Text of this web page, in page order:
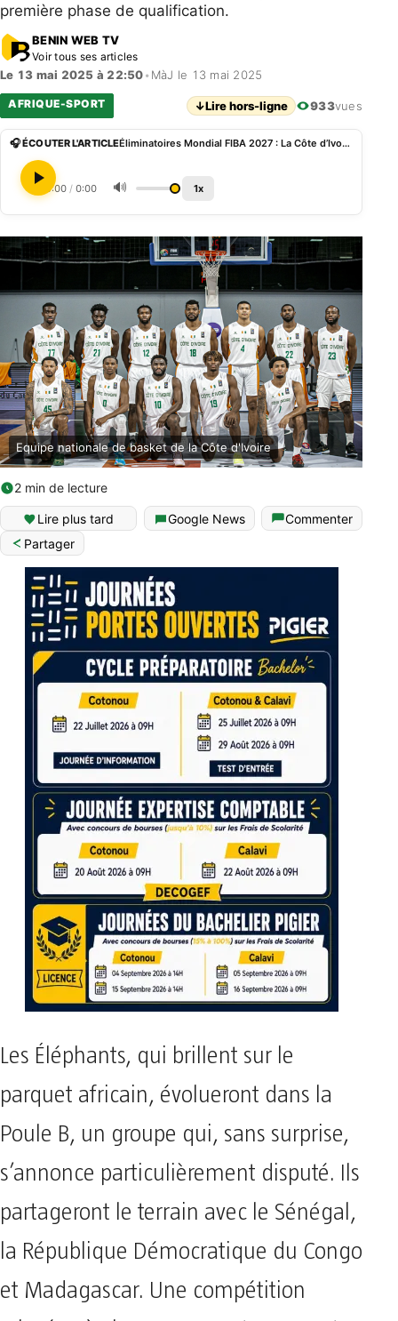
première phase de qualification.
BENIN WEB TV
Voir tous ses articles
Le 13 mai 2025 à 22:50• MàJ le 13 mai 2025
AFRIQUE-SPORT ↓Lire hors-ligne 933vues
🎧 ÉCOUTER L'ARTICLE Éliminatoires Mondial FIBA 2027 : La Côte d’Ivoire prend le relais du Sénégal
0:00 / 0:00 🔊 1x
Equipe nationale de basket de la Côte d'Ivoire
2 min de lecture
Lire plus tard Google News
Commenter
Partager
Les Éléphants, qui brillent sur le
parquet africain, évolueront dans la
Poule B, un groupe qui, sans surprise,
s’annonce particulièrement disputé. Ils
partageront le terrain avec le Sénégal,
la République Démocratique du Congo
et Madagascar. Une compétition